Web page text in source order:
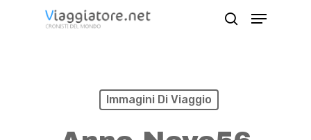
Menu
Immagini Di Viaggio